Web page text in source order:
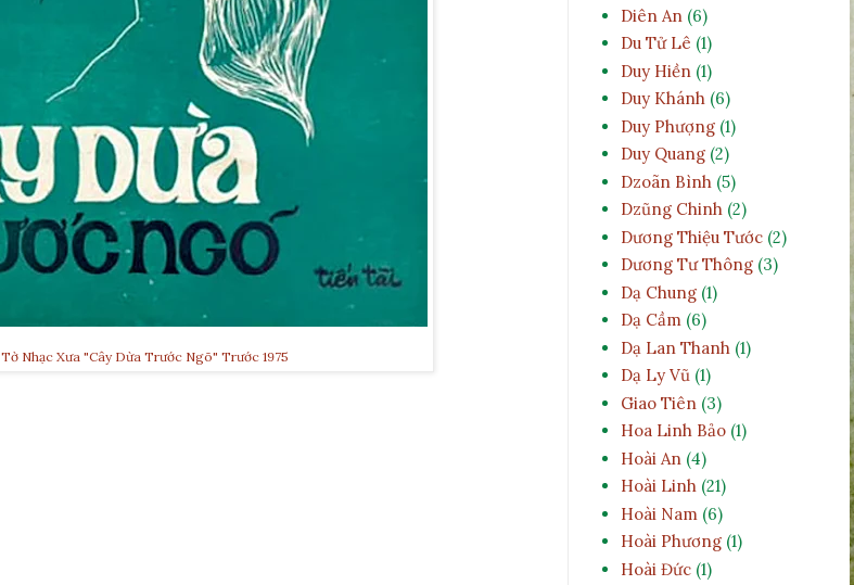
Tờ Nhạc Xưa "Cây Dừa Trước Ngõ" Trước 1975
Diên An (6)
Du Tử Lê (1)
Duy Hiền (1)
Duy Khánh (6)
Duy Phượng (1)
Duy Quang (2)
Dzoãn Bình (5)
Dzũng Chinh (2)
Dương Thiệu Tước (2)
Dương Tư Thông (3)
Dạ Chung (1)
Dạ Cầm (6)
Dạ Lan Thanh (1)
Dạ Ly Vũ (1)
Giao Tiên (3)
Hoa Linh Bảo (1)
Hoài An (4)
Hoài Linh (21)
Hoài Nam (6)
Hoài Phương (1)
Hoài Đức (1)